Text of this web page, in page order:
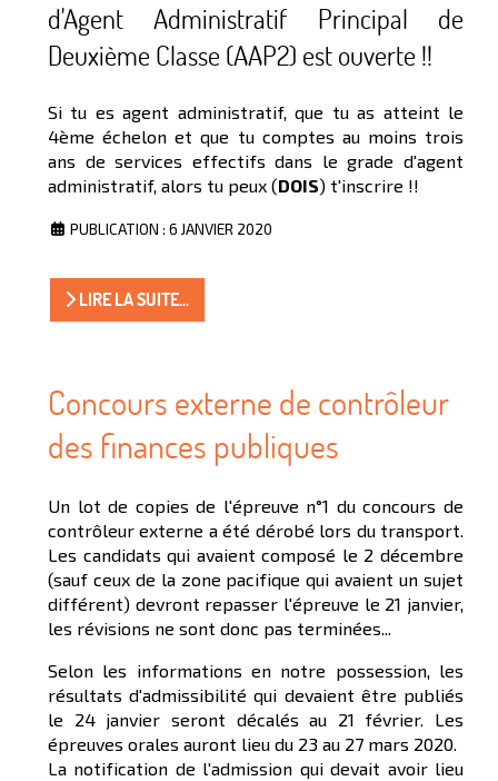
d'Agent Administratif Principal de
Deuxième Classe (AAP2) est ouverte !!
Si tu es agent administratif, que tu as atteint le
4ème échelon et que tu comptes au moins trois
ans de services effectifs dans le grade d'agent
administratif, alors tu peux (DOIS) t'inscrire !!
PUBLICATION : 6 JANVIER 2020
LIRE LA SUITE...
Concours externe de contrôleur
des finances publiques
Un lot de copies de l'épreuve n°1 du concours de
contrôleur externe a été dérobé lors du transport.
Les candidats qui avaient composé le 2 décembre
(sauf ceux de la zone pacifique qui avaient un sujet
différent) devront repasser l'épreuve le 21 janvier,
les révisions ne sont donc pas terminées...
Selon les informations en notre possession, les
résultats d'admissibilité qui devaient être publiés
le 24 janvier seront décalés au 21 février. Les
épreuves orales auront lieu du 23 au 27 mars 2020.
La notification de l'admission qui devait avoir lieu